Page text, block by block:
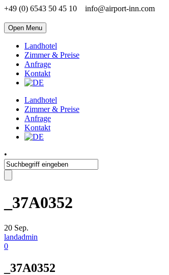
+49 (0) 6543 50 45 10 info@airport-inn.com
Open Menu
Landhotel
Zimmer & Preise
Anfrage
Kontakt
Landhotel
Zimmer & Preise
Anfrage
Kontakt
•
_37A0352
20 Sep.
landadmin
0
_37A0352